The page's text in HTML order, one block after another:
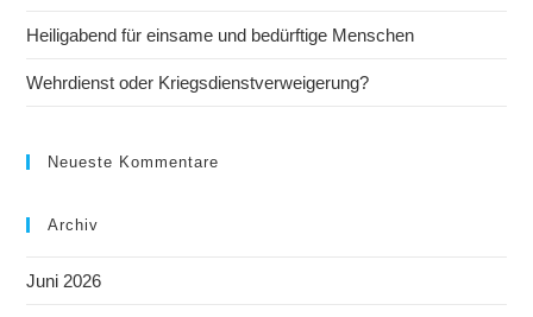
Heiligabend für einsame und bedürftige Menschen
Wehrdienst oder Kriegsdienstverweigerung?
Neueste Kommentare
Archiv
Juni 2026